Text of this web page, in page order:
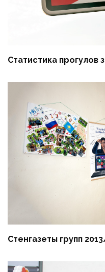
Статистика прогулов
Стенгазеты групп